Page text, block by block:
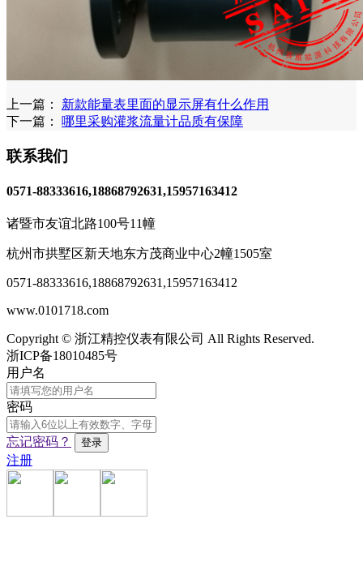
上一篇： 新款能量表里面的显示屏有什么作用
下一篇： 哪里采购灌浆流量计品质有保障
联系我们
0571-88333616,18868792631,15957163412
诸暨市友谊北路100号11幢
杭州市拱墅区新天地东方茂商业中心2幢1505室
0571-88333616,18868792631,15957163412
www.0101718.com
Copyright © 浙江精控仪表有限公司 All Rights Reserved.
浙ICP备18010485号
用户名
密码
忘记密码？
注册